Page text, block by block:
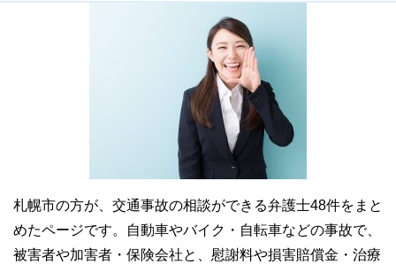
札幌市の方が、交通事故の相談ができる弁護士48件をまと
めたページです。自動車やバイク・自転車などの事故で、
被害者や加害者・保険会社と、慰謝料や損害賠償金・治療